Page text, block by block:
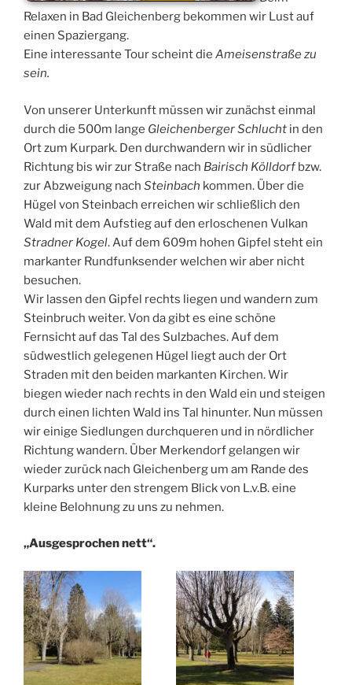
Relaxen in Bad Gleichenberg bekommen wir Lust auf
einen Spaziergang.
Eine interessante Tour scheint die Ameisenstraße zu
sein.
Von unserer Unterkunft müssen wir zunächst einmal
durch die 500m lange Gleichenberger Schlucht in den
Ort zum Kurpark. Den durchwandern wir in südlicher
Richtung bis wir zur Straße nach Bairisch Kölldorfbzw.
zur Abzweigung nach Steinbach kommen. Über die
Hügel von Steinbach erreichen wir schließlich den
Wald mit dem Aufstieg auf den erloschenen Vulkan
Stradner Kogel. Auf dem 609m hohen Gipfel steht ein
markanter Rundfunksender welchen wir aber nicht
besuchen.
Wir lassen den Gipfel rechts liegen und wandern zum
Steinbruch weiter. Von da gibt es eine schöne
Fernsicht auf das Tal des Sulzbaches. Auf dem
südwestlich gelegenen Hügel liegt auch der Ort
Straden mit den beiden markanten Kirchen. Wir
biegen wieder nach rechts in den Wald ein und steigen
durch einen lichten Wald ins Tal hinunter. Nun müssen
wir einige Siedlungen durchqueren und in nördlicher
Richtung wandern. Über Merkendorf gelangen wir
wieder zurück nach Gleichenberg um am Rande des
Kurparks unter den strengem Blick von L.v.B. eine
kleine Belohnung zu uns zu nehmen.
„Ausgesprochen nett“.